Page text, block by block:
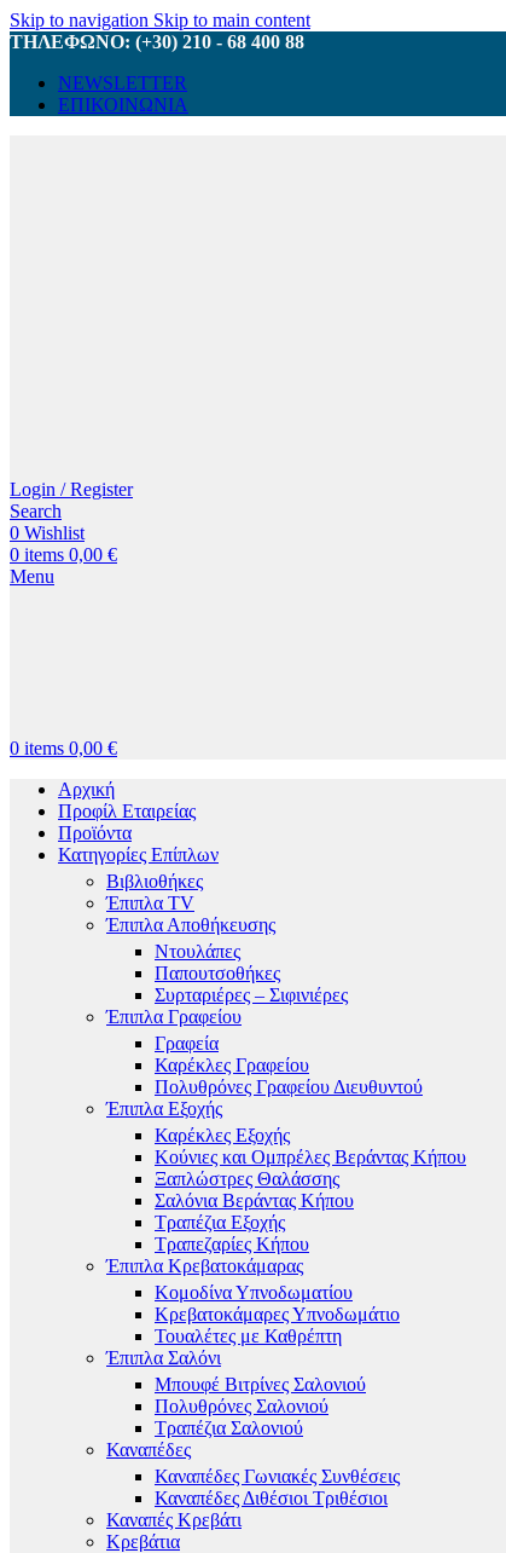
Skip to navigation Skip to main content
ΤΗΛΕΦΩΝΟ: (+30) 210 - 68 400 88
NEWSLETTER
ΕΠΙΚΟΙΝΩΝΙΑ
Login / Register
Search
0 Wishlist
0 items 0,00 €
Menu
0 items 0,00 €
Αρχική
Προφίλ Εταιρείας
Προϊόντα
Κατηγορίες Επίπλων
Βιβλιοθήκες
Έπιπλα TV
Έπιπλα Αποθήκευσης
Ντουλάπες
Παπουτσοθήκες
Συρταριέρες – Σιφινιέρες
Έπιπλα Γραφείου
Γραφεία
Καρέκλες Γραφείου
Πολυθρόνες Γραφείου Διευθυντού
Έπιπλα Εξοχής
Καρέκλες Εξοχής
Κούνιες και Ομπρέλες Βεράντας Κήπου
Ξαπλώστρες Θαλάσσης
Σαλόνια Βεράντας Κήπου
Τραπέζια Εξοχής
Τραπεζαρίες Κήπου
Έπιπλα Κρεβατοκάμαρας
Κομοδίνα Υπνοδωματίου
Κρεβατοκάμαρες Υπνοδωμάτιο
Τουαλέτες με Καθρέπτη
Έπιπλα Σαλόνι
Μπουφέ Βιτρίνες Σαλονιού
Πολυθρόνες Σαλονιού
Τραπέζια Σαλονιού
Καναπέδες
Καναπέδες Γωνιακές Συνθέσεις
Καναπέδες Διθέσιοι Τριθέσιοι
Καναπές Κρεβάτι
Κρεβάτια